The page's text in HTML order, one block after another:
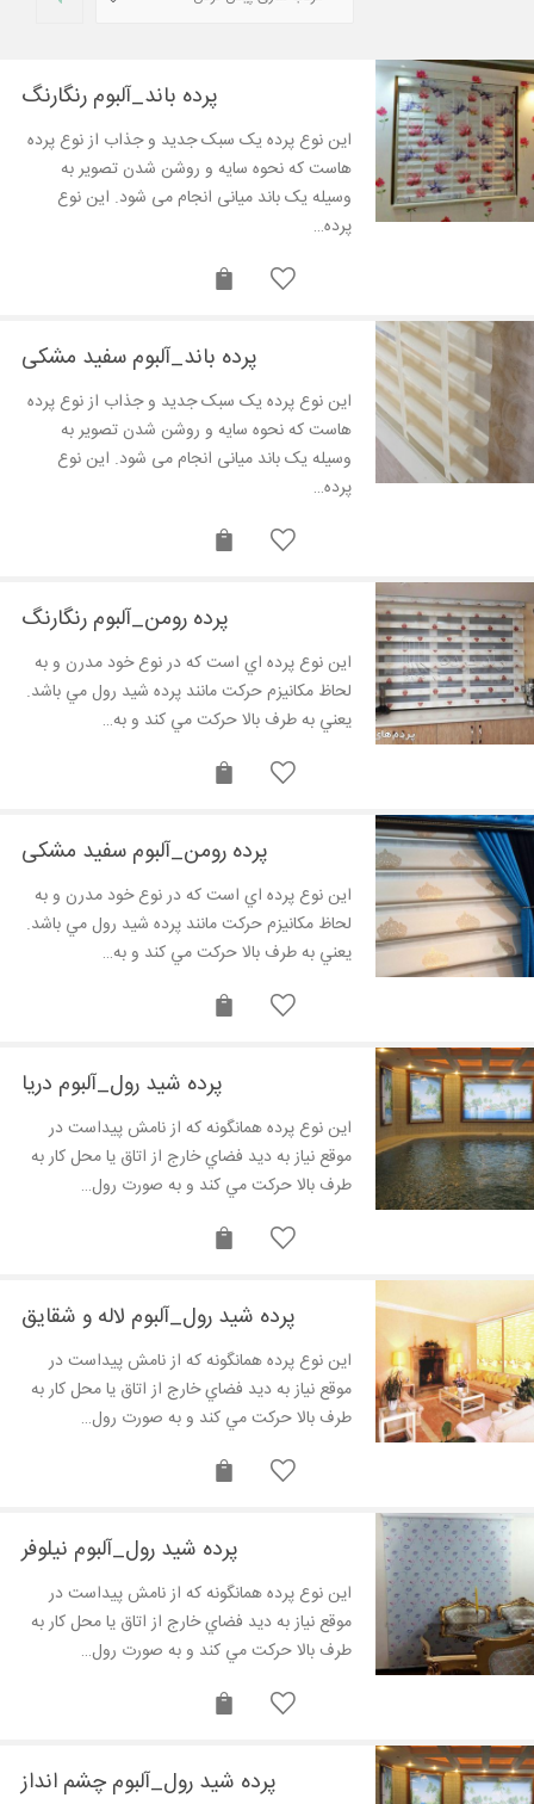
پرده باند_آلبوم رنگارنگ
اين نوع پرده یک سبک جدید و جذاب از نوع پرده
هاست که نحوه سایه و روشن شدن تصویر به
وسیله یک باند میانی انجام می شود. این نوع
پرده…
پرده باند_آلبوم سفید مشکی
اين نوع پرده یک سبک جدید و جذاب از نوع پرده
هاست که نحوه سایه و روشن شدن تصویر به
وسیله یک باند میانی انجام می شود. این نوع
پرده…
پرده رومن_آلبوم رنگارنگ
این نوع پرده اي است که در نوع خود مدرن و به
لحاظ مکانيزم حرکت مانند پرده شيد رول مي باشد.
يعني به طرف بالا حرکت مي کند و به…
پرده رومن_آلبوم سفید مشکی
این نوع پرده اي است که در نوع خود مدرن و به
لحاظ مکانيزم حرکت مانند پرده شيد رول مي باشد.
يعني به طرف بالا حرکت مي کند و به…
پرده شید رول_آلبوم دریا
اين نوع پرده همانگونه که از نامش پيداست در
موقع نياز به ديد فضاي خارج از اتاق يا محل کار به
طرف بالا حرکت مي کند و به صورت رول…
پرده شید رول_آلبوم لاله و شقایق
اين نوع پرده همانگونه که از نامش پيداست در
موقع نياز به ديد فضاي خارج از اتاق يا محل کار به
طرف بالا حرکت مي کند و به صورت رول…
پرده شید رول_آلبوم نیلوفر
اين نوع پرده همانگونه که از نامش پيداست در
موقع نياز به ديد فضاي خارج از اتاق يا محل کار به
طرف بالا حرکت مي کند و به صورت رول…
پرده شید رول_آلبوم چشم انداز